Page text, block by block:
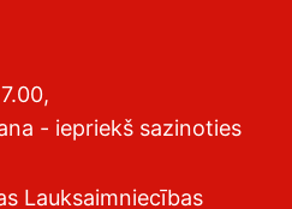
- iepriekš sazinoties
Lauksaimniecības